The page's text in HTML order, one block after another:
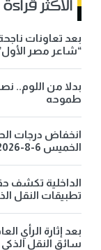
الاكثر قراءة
بعد تعاونات
“شاعر مصر
بدلا من اللوم..
طموحه
انخفاض درجات
الخميس 6-8-2026
الداخلية تكشف
تطبيقات النقل
بعد إثارة الرأي
سائق النقل الذكي